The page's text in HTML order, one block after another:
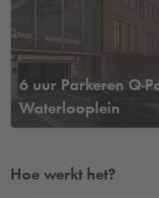
6 uur Parkeren Q-
Waterlooplein
Hoe werkt het?